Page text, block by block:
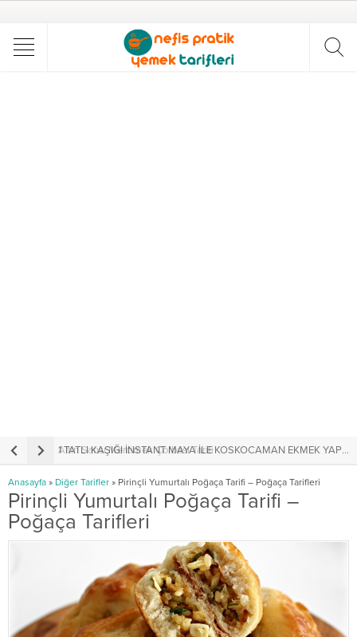
Altın Sarısı Mercimek Çorbası Tarifi 1 TATLI KAŞIĞI İNSTANT MAYA İLE KOSKOCAMAN EKMEK YAPIMI
Anasayfa » Diğer Tarifler » Pirinçli Yumurtalı Poğaça Tarifi – Poğaça Tarifleri
Pirinçli Yumurtalı Poğaça Tarifi –
Poğaça Tarifleri